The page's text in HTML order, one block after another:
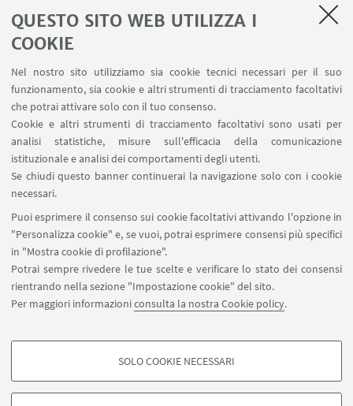
QUESTO SITO WEB UTILIZZA I
COOKIE
Nel nostro sito utilizziamo sia cookie tecnici necessari per il suo
funzionamento, sia cookie e altri strumenti di tracciamento facoltativi
che potrai attivare solo con il tuo consenso.
Cookie e altri strumenti di tracciamento facoltativi sono usati per
analisi statistiche, misure sull'efficacia della comunicazione
istituzionale e analisi dei comportamenti degli utenti.
Se chiudi questo banner continuerai la navigazione solo con i cookie
necessari.
Puoi esprimere il consenso sui cookie facoltativi attivando l'opzione in
"Personalizza cookie" e, se vuoi, potrai esprimere consensi più specifici
in "Mostra cookie di profilazione".
Potrai sempre rivedere le tue scelte e verificare lo stato dei consensi
rientrando nella sezione "Impostazione cookie" del sito.
Per maggiori informazioniconsulta la nostra Cookie policy.
COOKIE DI PROFILAZIONE - FACOLTATIVI
SOLO COOKIE NECESSARI
Professoressa 吴倩(Wu Qian)
Professoressa 包立颖 (Bao Liyng)
Professoressa 蒋一笑 (Jiang Yixiao)
Professor 陈黄超 (Chen Huangchao)
Professoressa 屈开新 (Qu Kaixin)
Professoressa 王雨轩 (Wang Yuxuan) docente
volontaria
Professoressa 欧鸿 (Ou Hong) docente
volontaria
Professoressa 黄千辰 (Huang Qianchen)